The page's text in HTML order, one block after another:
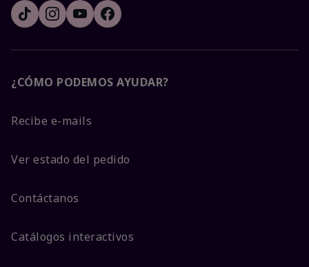
¿CÓMO PODEMOS AYUDAR?
Recibe e-mails
Ver estado del pedido
Contáctanos
Catálogos interactivos